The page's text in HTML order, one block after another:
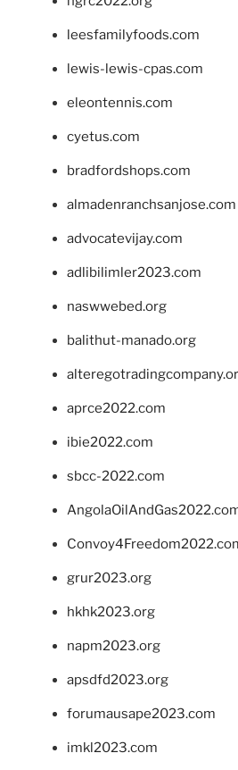
leesfamilyfoods.com
lewis-lewis-cpas.com
eleontennis.com
cyetus.com
bradfordshops.com
almadenranchsanjose.com
advocatevijay.com
adlibilimler2023.com
naswwebed.org
balithut-manado.org
aprce2022.com
ibie2022.com
sbcc-2022.com
grur2023.org
hkhk2023.org
napm2023.org
apsdfd2023.org
forumausape2023.com
imkl2023.com